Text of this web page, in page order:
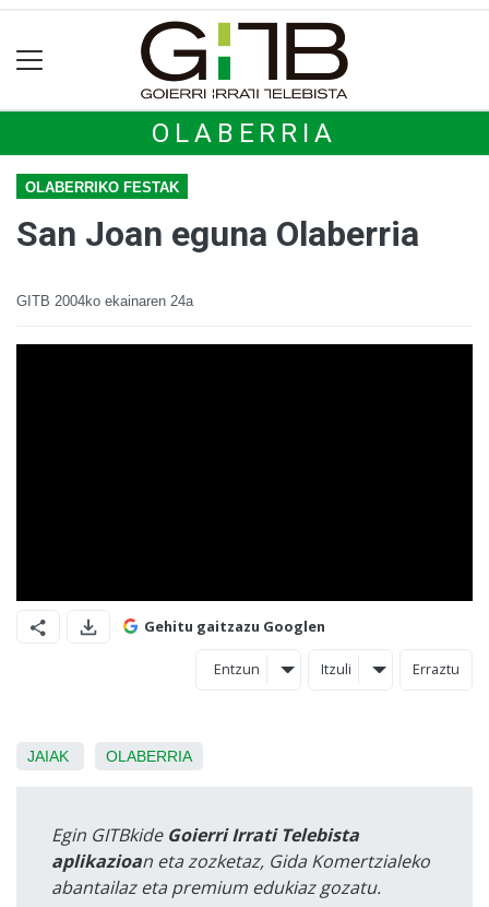
OLABERRIA
OLABERRIKO FESTAK
San Joan eguna Olaberria
GITB 2004ko ekainaren 24a
Gehitu gaitzazu Googlen
Entzun Itzuli Erraztu
JAIAK OLABERRIA
Egin GITBkide Goierri Irrati Telebista
aplikazioan eta zozketaz, Gida Komertzialeko
abantailaz eta premium edukiaz gozatu.